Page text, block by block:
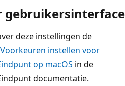
gebruikersinterface
deze instellingen de
Voorkeuren instellen voor
op macOS in de
documentatie.